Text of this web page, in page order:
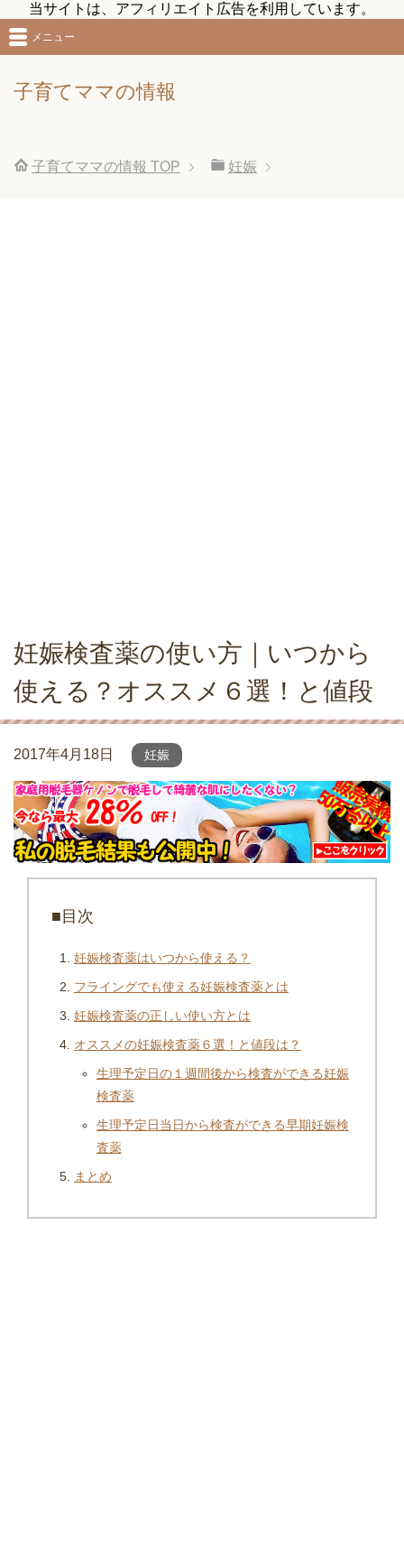
当サイトは、アフィリエイト広告を利用しています。
子育てママの情報
メニュー
子育てママの情報 TOP 妊娠
妊娠検査薬の使い方｜いつから
使える？オススメ６選！と値段
2017年4月18日 妊娠
■目次
妊娠検査薬はいつから使える？
フライングでも使える妊娠検査薬とは
妊娠検査薬の正しい使い方とは
オススメの妊娠検査薬６選！と値段は？
生理予定日の１週間後から検査ができる妊娠
検査薬
生理予定日当日から検査ができる早期妊娠検
査薬
まとめ